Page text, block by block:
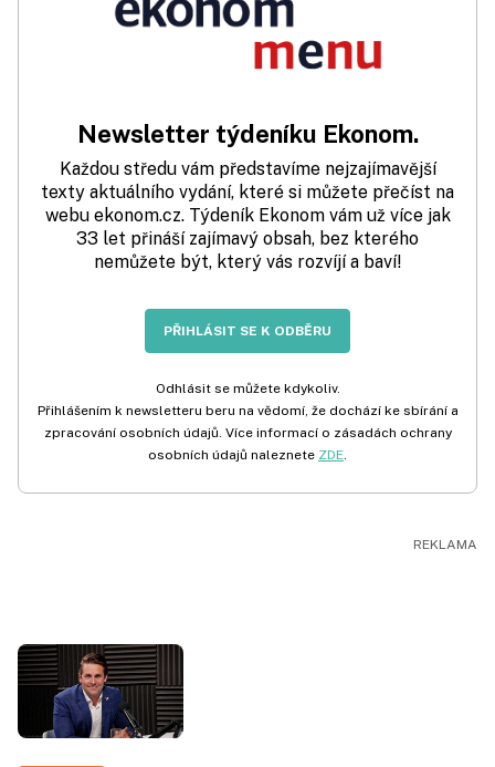
Newsletter týdeníku Ekonom.
Každou středu vám představíme nejzajímavější
texty aktuálního vydání, které si můžete přečíst na
webu ekonom.cz. Týdeník Ekonom vám už více jak
33 let přináší zajímavý obsah, bez kterého
nemůžete být, který vás rozvíjí a baví!
PŘIHLÁSIT SE K ODBĚRU
Odhlásit se můžete kdykoliv.
Přihlášením k newsletteru beru na vědomí, že dochází ke sbírání a
zpracování osobních údajů. Více informací o zásadách ochrany
osobních údajů naleznete ZDE.